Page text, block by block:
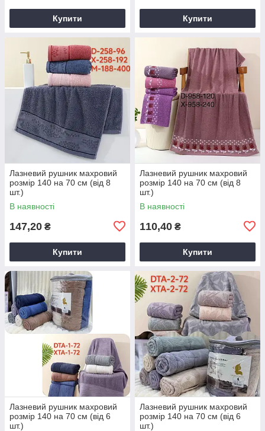
Купити Купити
Лазневий рушник махровий
розмір 140 на 70 см (від 8
шт.)
В наявності
147,20 ₴
Купити
Лазневий рушник махровий
розмір 140 на 70 см (від 8
шт.)
В наявності
110,40 ₴
Купити
Лазневий рушник махровий
розмір 140 на 70 см (від 6
шт.)
Лазневий рушник махровий
розмір 140 на 70 см (від 6
шт.)